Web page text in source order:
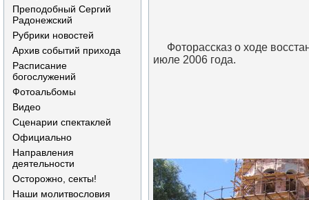
Преподобный Сергий
Радонежский
Рубрики новостей
Архив событий прихода
Расписание
богослужений
Фотоальбомы
Видео
Сценарии спектаклей
Официально
Направления
деятельности
Осторожно, секты!
Наши молитвословия
Фоторассказ о ходе
июле 2006 года.